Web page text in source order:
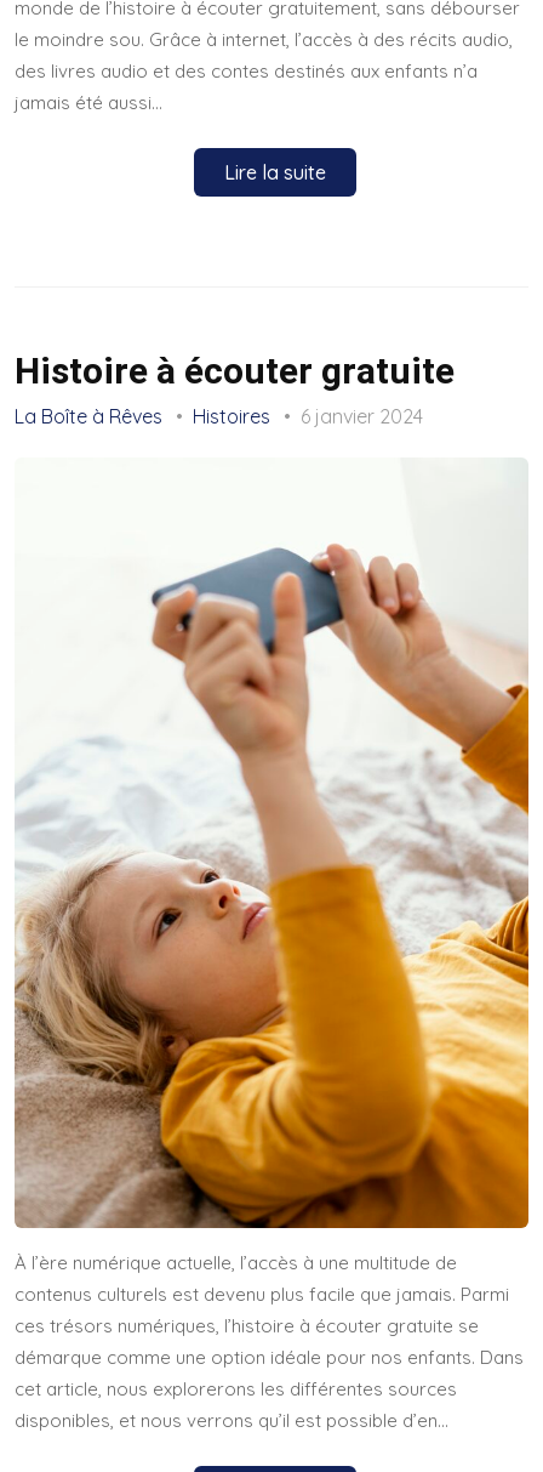
monde de l’histoire à écouter gratuitement, sans débourser
le moindre sou. Grâce à internet, l’accès à des récits audio,
des livres audio et des contes destinés aux enfants n’a
jamais été aussi…
Lire la suite
Histoire à écouter gratuite
La Boîte à Rêves Histoires 6 janvier 2024
À l’ère numérique actuelle, l’accès à une multitude de
contenus culturels est devenu plus facile que jamais. Parmi
ces trésors numériques, l’histoire à écouter gratuite se
démarque comme une option idéale pour nos enfants. Dans
cet article, nous explorerons les différentes sources
disponibles, et nous verrons qu’il est possible d’en…